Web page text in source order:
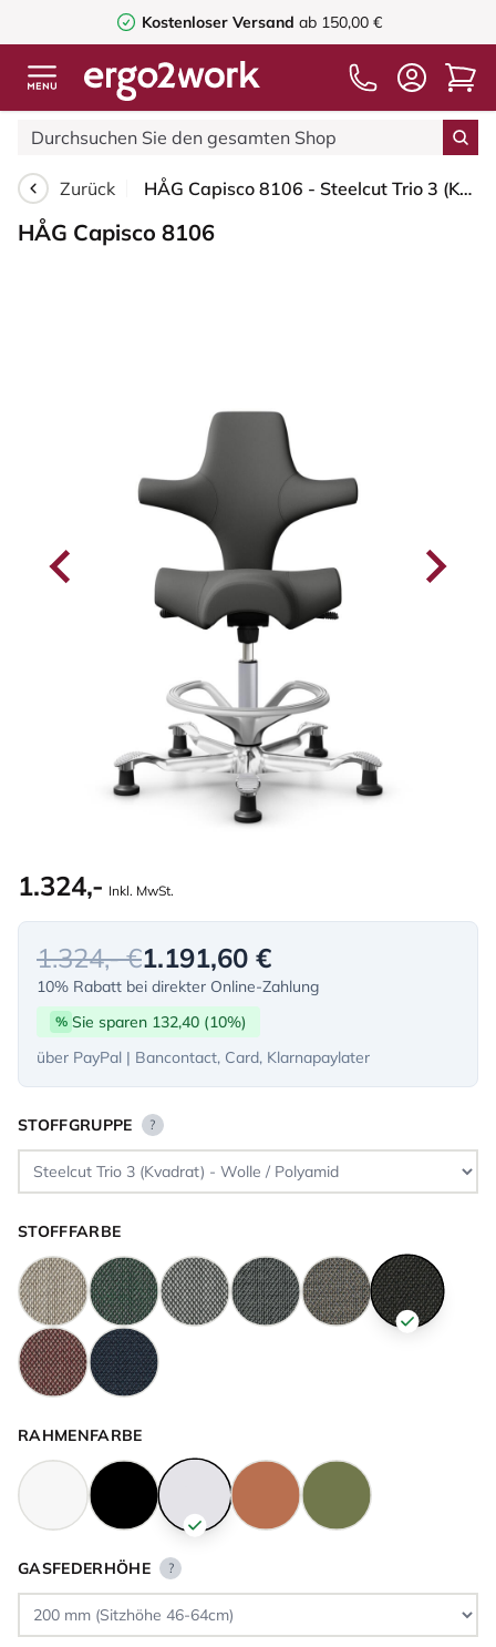
Kostenloser Versand ab 150,00 €
Zurück HÅG Capisco 8106 - Steelcut Trio 3 (Kvadrat) - Wolle / Polyamid - STT383 - Charcoal - Silber - 200 mm (Sitzhöhe 46-64cm) - Bodengleiter
HÅG Capisco 8106
1.324,- Inkl. MwSt.
1.324,- €1.191,60 €
10% Rabatt bei direkter Online-Zahlung
% Sie sparen 132,40 (10%)
über PayPal | Bancontact, Card, Klarnapaylater
STOFFGRUPPE ?
STOFFFARBE
RAHMENFARBE
GASFEDERHÖHE ?